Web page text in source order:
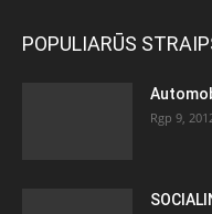
POPULIARŪS
Rgp 9,